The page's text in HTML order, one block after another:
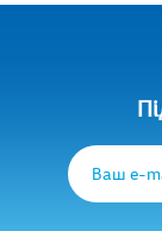
Ваш e-